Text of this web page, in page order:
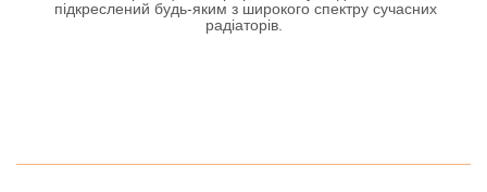
підкреслений будь-яким з широкого спектру сучасних
радіаторів.